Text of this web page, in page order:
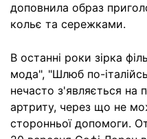
доповнила образ
кольє та сережками.
В останні роки зірка
мода", "Шлюб по-
нечасто з'являється на
артриту, через що не
сторонньої допомоги.